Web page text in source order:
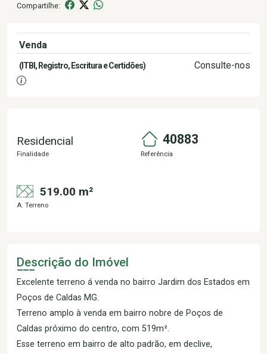
Compartilhe:
Venda
(ITBI, Registro, Escritura e Certidões) Consulte-nos
Residencial
Finalidade
40883
Referência
519.00 m²
A. Terreno
Descrição do Imóvel
Excelente terreno á venda no bairro Jardim dos Estados em
Poços de Caldas MG.
Terreno amplo à venda em bairro nobre de Poços de
Caldas próximo do centro, com 519m².
Esse terreno em bairro de alto padrão, em declive,